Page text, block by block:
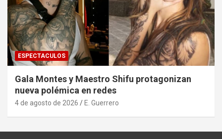
ESPECTACULOS
Gala Montes y Maestro Shifu protagonizan
nueva polémica en redes
4 de agosto de 2026 E. Guerrero